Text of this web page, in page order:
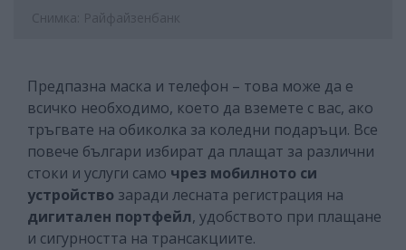
Снимка: Райфайзенбанк
Предпазна маска и телефон – това може да е
всичко необходимо, което да вземете с вас, ако
тръгвате на обиколка за коледни подаръци. Все
повече българи избират да плащат за различни
стоки и услуги само чрез мобилното си
устройство заради лесната регистрация на
дигитален портфейл, удобството при плащане
и сигурността на трансакциите.